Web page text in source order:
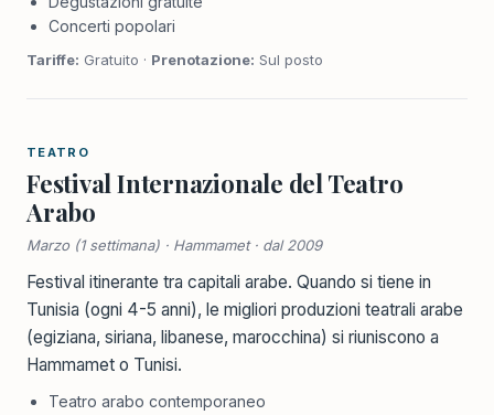
Concerti popolari
Tariffe: Gratuito · Prenotazione: Sul posto
TEATRO
Festival Internazionale del Teatro
Arabo
Marzo (1 settimana) · Hammamet · dal 2009
Festival itinerante tra capitali arabe. Quando si tiene in
Tunisia (ogni 4-5 anni), le migliori produzioni teatrali arabe
(egiziana, siriana, libanese, marocchina) si riuniscono a
Hammamet o Tunisi.
Teatro arabo contemporaneo